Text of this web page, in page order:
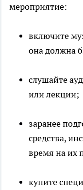
мероприятие:
включите
она должна
слушайте
или лекции;
заранее
средства,
время на их
купите